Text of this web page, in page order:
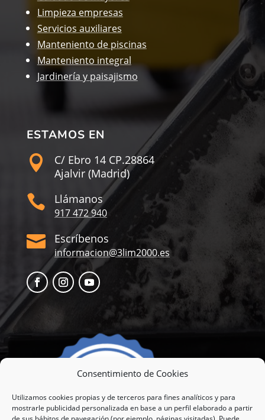
Consentimiento de Cookies
Utilizamos cookies propias y de terceros para fines analíticos y para
mostrarle publicidad personalizada en base a un perfil elaborado a partir
Limpieza empresas
Servicios auxiliares
Manteniento de piscinas
Manteniento integral
Jardinería y paisajismo
ESTAMOS EN

C/ Ebro 14 CP.28864
Ajalvir (Madrid)
 Llámanos
917 472 940
 Escríbenos
informacion@3lim2000.es